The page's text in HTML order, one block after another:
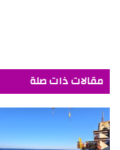
مقالات ذات صلة